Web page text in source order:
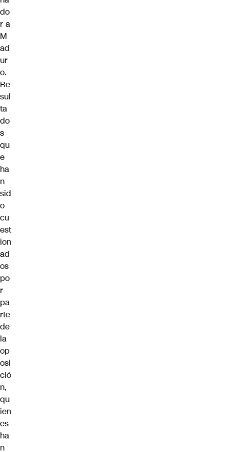
do
r a
M
ad
ur
o.
Re
sul
ta
do
s
qu
e
ha
n
sid
o
cu
est
ion
ad
os
po
r
pa
rte
de
la
op
osi
ció
n,
qu
ien
es
ha
n